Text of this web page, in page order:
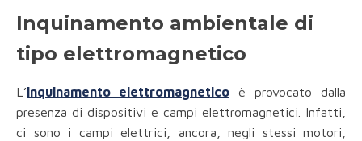
Inquinamento ambientale di
tipo elettromagnetico
L’inquinamento elettromagnetico è provocato dalla
presenza di dispositivi e campi elettromagnetici. Infatti,
ci sono i campi elettrici, ancora, negli stessi motori,